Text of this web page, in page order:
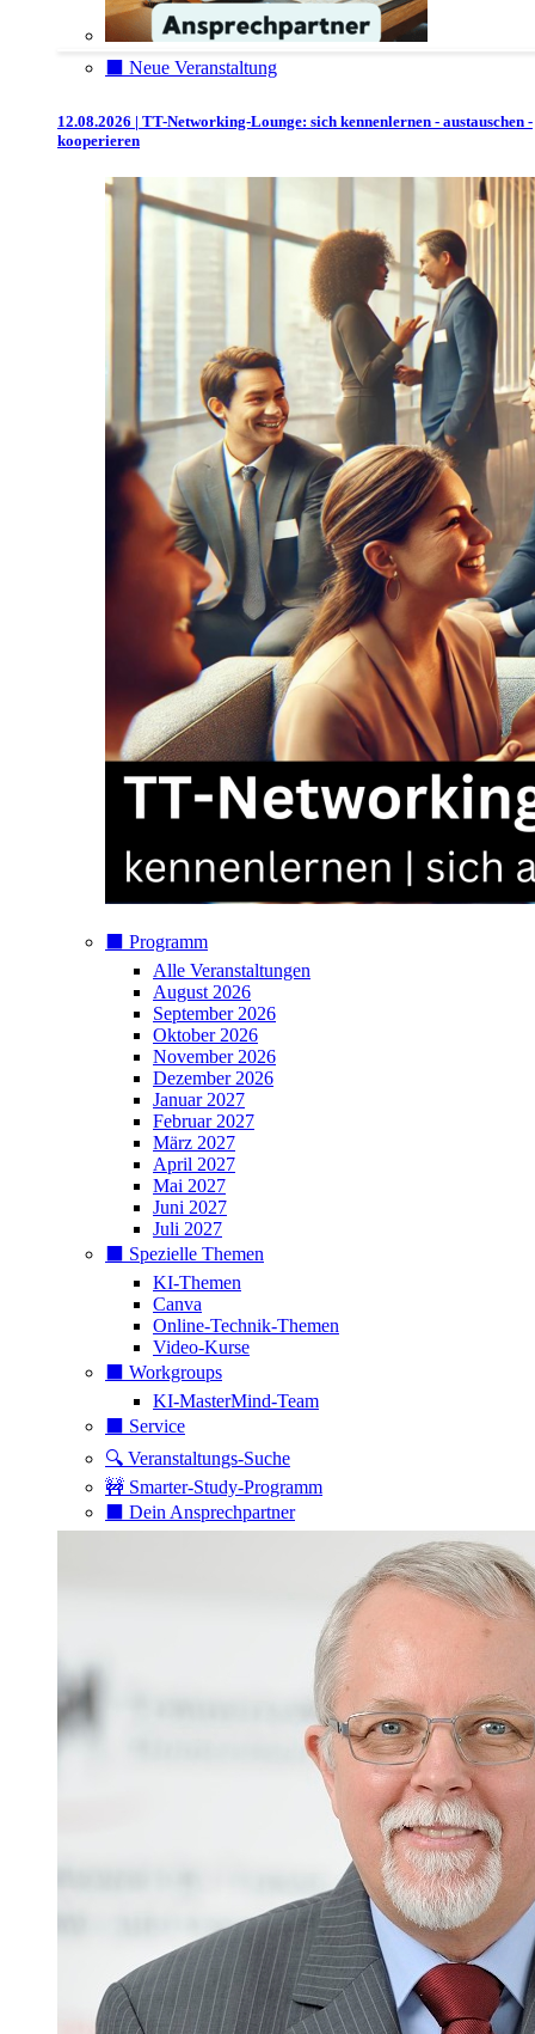
⬛️ Neue Veranstaltung
12.08.2026 | TT-Networking-Lounge: sich kennenlernen - austauschen -
kooperieren
⬛️ Programm
Alle Veranstaltungen
August 2026
September 2026
Oktober 2026
November 2026
Dezember 2026
Januar 2027
Februar 2027
März 2027
April 2027
Mai 2027
Juni 2027
Juli 2027
⬛️ Spezielle Themen
KI-Themen
Canva
Online-Technik-Themen
Video-Kurse
⬛️ Workgroups
KI-MasterMind-Team
⬛️ Service
🔍 Veranstaltungs-Suche
🚧 Smarter-Study-Programm
⬛️ Dein Ansprechpartner